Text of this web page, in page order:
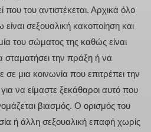
που του αντιστέκεται. Αρχικά όλο
σεξουαλική κακοποίηση και
του σώματος της καθώς είναι
σταματήσει την πράξη ή να
σε μια κοινωνία που επιτρέπει την
να είμαστε ξεκάθαροι αυτό που
βιασμός. Ο ορισμός του
ή άλλη σεξουαλική επαφή χωρίς